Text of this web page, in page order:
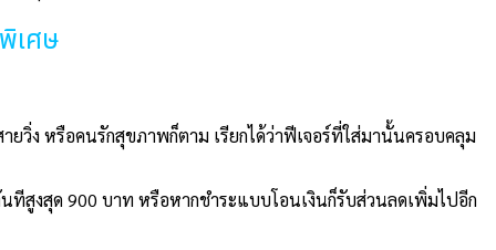
เศษ
วิ่ง หรือคนรักสุขภาพก็ตาม เรียกได้ว่าฟีเจอร์ที่ใส่มานั้นครอบคลุม
ทีสูงสุด 900 บาท หรือหากชำระแบบโอนเงินก็รับส่วนลดเพิ่มไปอีก